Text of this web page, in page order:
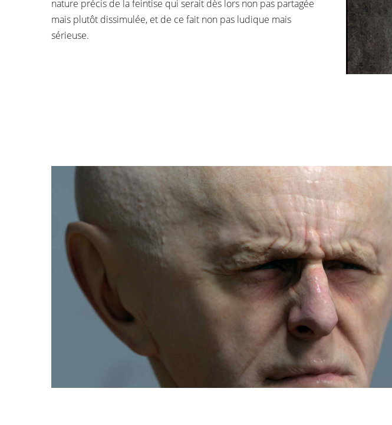
nature précis de la feintise qui serait dès lors non pas partagée
mais plutôt dissimulée, et de ce fait non pas ludique mais
sérieuse.